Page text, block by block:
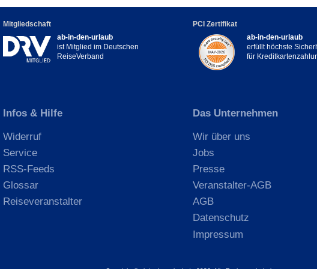
Mitgliedschaft
ab-in-den-urlaub
ist Mitglied im Deutschen
ReiseVerband
PCI Zertifikat
ab-in-den-urlaub
erfüllt höchste
für
Infos & Hilfe
Widerruf
Service
RSS-Feeds
Glossar
Reiseveranstalter
Das Unternehmen
Wir über uns
Jobs
Presse
Veranstalter-AGB
AGB
Datenschutz
Impressum